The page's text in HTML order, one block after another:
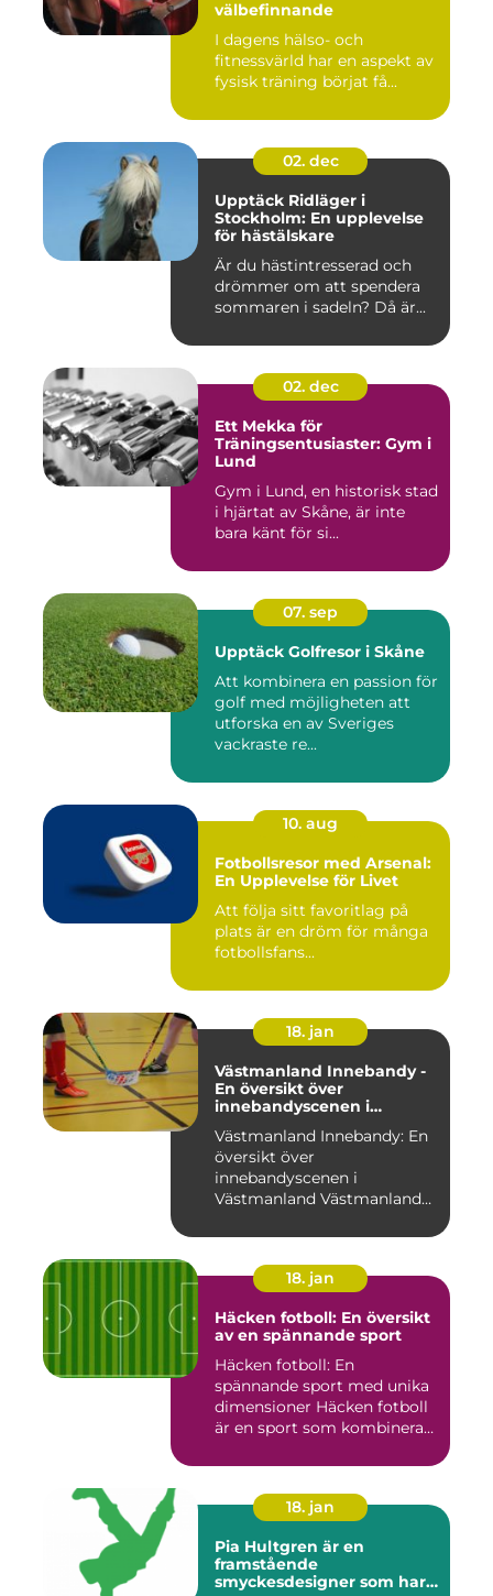
välbefinnande
I dagens hälso- och
fitnessvärld har en aspekt av
fysisk träning börjat få...
02. dec
Upptäck Ridläger i
Stockholm: En upplevelse
för hästälskare
Är du hästintresserad och
drömmer om att spendera
sommaren i sadeln? Då är...
02. dec
Ett Mekka för
Träningsentusiaster: Gym i
Lund
Gym i Lund, en historisk stad
i hjärtat av Skåne, är inte
bara känt för si...
07. sep
Upptäck Golfresor i Skåne
Att kombinera en passion för
golf med möjligheten att
utforska en av Sveriges
vackraste re...
10. aug
Fotbollsresor med Arsenal:
En Upplevelse för Livet
Att följa sitt favoritlag på
plats är en dröm för många
fotbollsfans...
18. jan
Västmanland Innebandy -
En översikt över
innebandyscenen i
Västmanland Innebandy: En
översikt över
innebandyscenen i
Västmanland Västmanland
18. jan
Häcken fotboll: En översikt
av en spännande sport
Häcken fotboll: En
spännande sport med unika
dimensioner Häcken fotboll
är en sport som kombinerar
18. jan
Pia Hultgren är en
framstående
smyckesdesigner som har